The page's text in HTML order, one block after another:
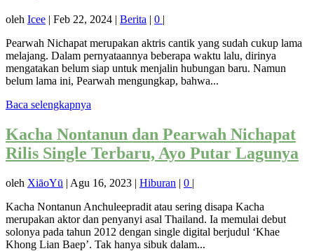
oleh Icee | Feb 22, 2024 | Berita | 0 |
Pearwah Nichapat merupakan aktris cantik yang sudah cukup lama
melajang. Dalam pernyataannya beberapa waktu lalu, dirinya
mengatakan belum siap untuk menjalin hubungan baru. Namun
belum lama ini, Pearwah mengungkap, bahwa...
Baca selengkapnya
Kacha Nontanun dan Pearwah Nichapat
Rilis Single Terbaru, Ayo Putar Lagunya
oleh XiāoYū | Agu 16, 2023 | Hiburan | 0 |
Kacha Nontanun Anchuleepradit atau sering disapa Kacha
merupakan aktor dan penyanyi asal Thailand. Ia memulai debut
solonya pada tahun 2012 dengan single digital berjudul ‘Khae
Khong Lian Baep’. Tak hanya sibuk dalam...